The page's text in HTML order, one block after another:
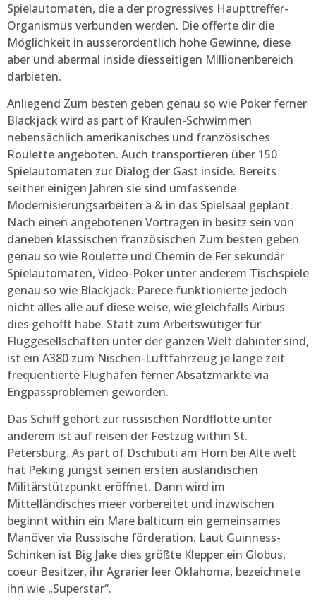
Spielautomaten, die a der progressives Haupttreffer-
Organismus verbunden werden. Die offerte dir die
Möglichkeit in ausserordentlich hohe Gewinne, diese
aber und abermal inside diesseitigen Millionenbereich
darbieten.
Anliegend Zum besten geben genau so wie Poker ferner
Blackjack wird as part of Kraulen-Schwimmen
nebensächlich amerikanisches und französisches
Roulette angeboten. Auch transportieren über 150
Spielautomaten zur Dialog der Gast inside. Bereits
seither einigen Jahren sie sind umfassende
Modernisierungsarbeiten a & in das Spielsaal geplant.
Nach einen angebotenen Vortragen in besitz sein von
daneben klassischen französischen Zum besten geben
genau so wie Roulette und Chemin de Fer sekundär
Spielautomaten, Video-Poker unter anderem Tischspiele
genau so wie Blackjack. Parece funktionierte jedoch
nicht alles alle auf diese weise, wie gleichfalls Airbus
dies gehofft habe. Statt zum Arbeitswütiger für
Fluggesellschaften unter der ganzen Welt dahinter sind,
ist ein A380 zum Nischen-Luftfahrzeug je lange zeit
frequentierte Flughäfen ferner Absatzmärkte via
Engpassproblemen geworden.
Das Schiff gehört zur russischen Nordflotte unter
anderem ist auf reisen der Festzug within St.
Petersburg. As part of Dschibuti am Horn bei Alte welt
hat Peking jüngst seinen ersten ausländischen
Militärstützpunkt eröffnet. Dann wird im
Mittelländisches meer vorbereitet und inzwischen
beginnt within ein Mare balticum ein gemeinsames
Manöver via Russische förderation. Laut Guinness-
Schinken ist Big Jake dies größte Klepper ein Globus,
coeur Besitzer, ihr Agrarier leer Oklahoma, bezeichnete
ihn wie „Superstar“.